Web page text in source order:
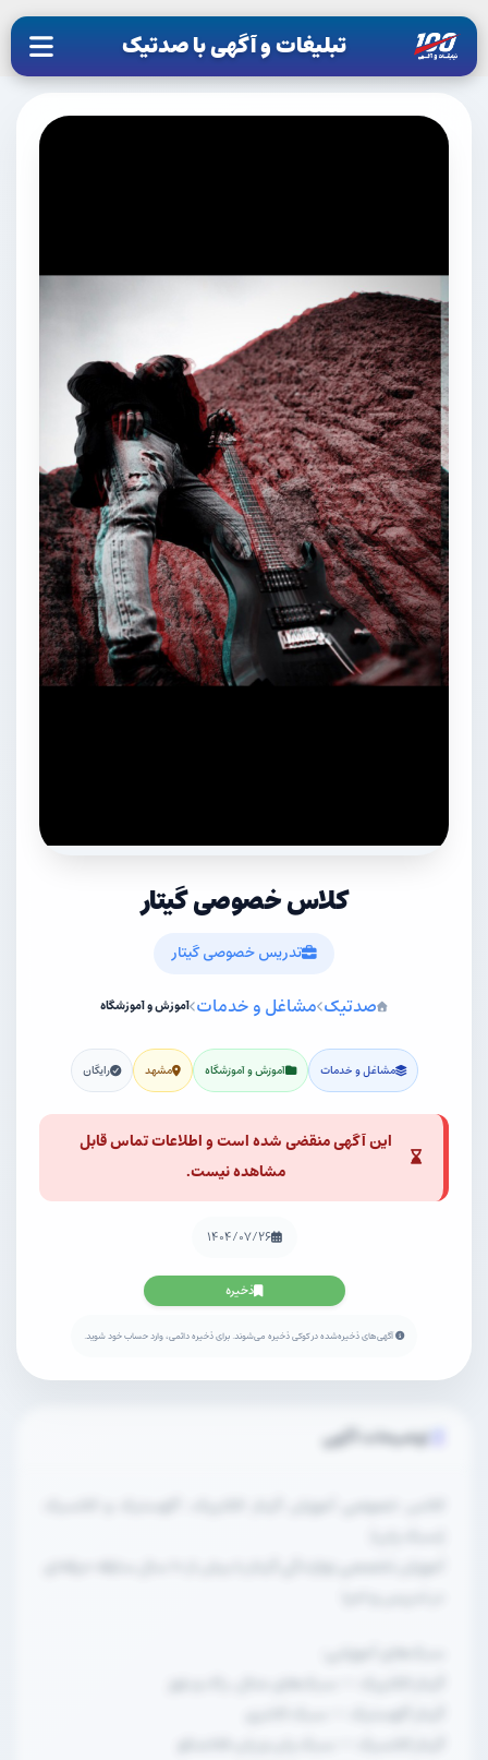
تبلیغات و آگهی با صدتیک
کلاس خصوصی گیتار
تدریس خصوصی گیتار
صدتیک مشاغل و خدمات آموزش و آموزشگاه
مشاغل و خدمات آموزش و آموزشگاه مشهد رایگان
این آگهی منقضی شده است و اطلاعات تماس قابل
مشاهده نیست.
۱۴۰۴/۰۷/۲۶
ذخیره
آگهی‌های ذخیره‌شده در کوکی ذخیره می‌شوند. برای ذخیره دائمی، وارد حساب خود شوید.
توضیحات آگهی
کلاس خصوصی آموزش گیتار الکتریک، آکوستیک و کلاسیک
آموزش تخصصی نوازندگی گیتار با بیش از ۱۰ سال سابقه حرفه‌ای
سبک‌های آموزشی:
گیتار الکتریک — سبک‌های متال، راک و بلوز
گیتار آکوستیک — سبک کانتری
گیتار کلاسیک — سبک پاپ و پاپ فلامنکو